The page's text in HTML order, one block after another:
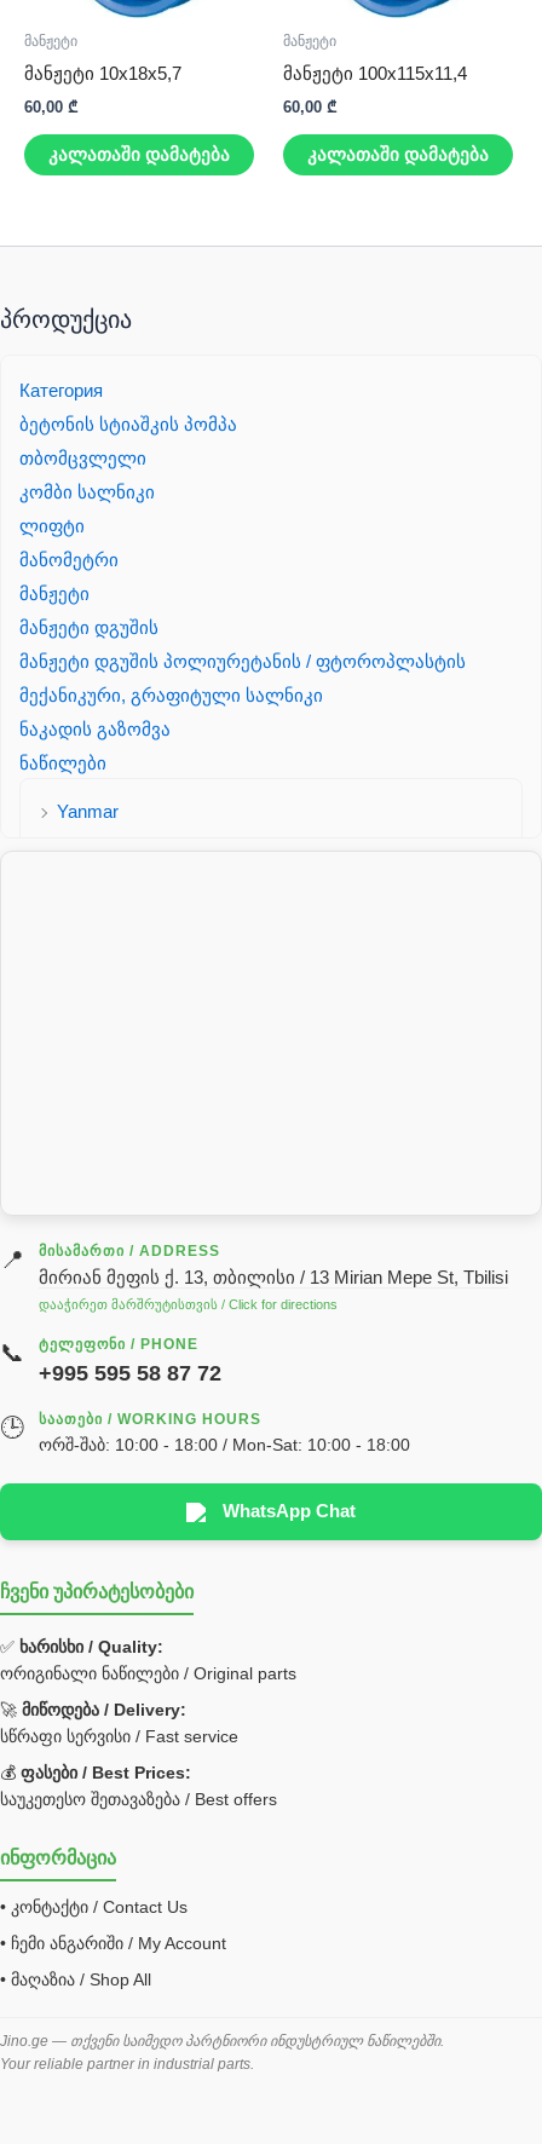
მანჟეტი
მანჟეტი 10x18x5,7
60,00 ₾
კალათაში დამატება
მანჟეტი
მანჟეტი 100x115x11,4
60,00 ₾
კალათაში დამატება
პროდუქცია
Категория
ბეტონის სტიაშკის პომპა
თბომცვლელი
კომბი სალნიკი
ლიფტი
მანომეტრი
მანჟეტი
მანჟეტი დგუშის
მანჟეტი დგუშის პოლიურეტანის / ფტოროპლასტის
მექანიკური, გრაფიტული სალნიკი
ნაკადის გაზომვა
ნაწილები
Yanmar
გადაცემათა კოლოფის ზეთი( კარობკის ზეთი)
ძრავის ზეთი
ჰიდრავლიკის ზეთი
реек
სხადასხვა
Hyva
უჟანგავი ფოლადი
Bobcat ფილტრი
Caterpillar ფილტრი
JCB ფილტრი
ქვაბი გათბობა მილები
შემაერთებელი / გადამყვანი UNF ORFS
შემაერთებელი BSPP /გადამყვანი
შესაფუთი მანქანა ვაკუმით
შლანგი
საწვავის შლანგი
📍 ᲛᲘᲡᲐᲛᲐᲠᲗᲘ / ADDRESS
მირიან მეფის ქ. 13, თბილისი / 13 Mirian Mepe St, Tbilisi
დააჭირეთ მარშრუტისთვის / Click for directions
📞 ᲢᲔᲚᲔᲤᲝᲜᲘ / PHONE
+995 595 58 87 72
🕒 ᲡᲐᲐᲗᲔᲑᲘ / WORKING HOURS
ორშ-შაბ: 10:00 - 18:00 / Mon-Sat: 10:00 - 18:00
WhatsApp Chat
ჩვენი უპირატესობები
✅ ხარისხი / Quality:
ორიგინალი ნაწილები / Original parts
🚀 მიწოდება / Delivery:
სწრაფი სერვისი / Fast service
💰 ფასები / Best Prices:
საუკეთესო შეთავაზება / Best offers
ინფორმაცია
• კონტაქტი / Contact Us
• ჩემი ანგარიში / My Account
• მაღაზია / Shop All
Jino.ge — თქვენი საიმედო პარტნიორი ინდუსტრიულ ნაწილებში.
Your reliable partner in industrial parts.